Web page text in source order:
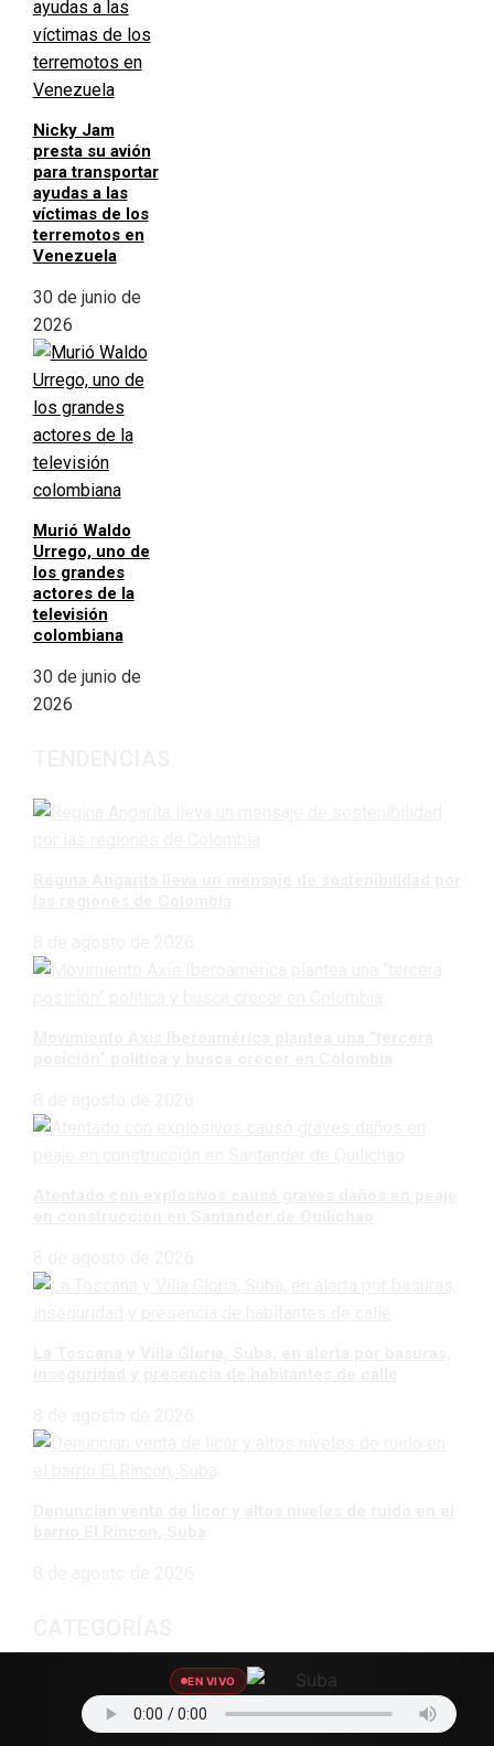
Nicky Jam
presta su avión
para transportar
ayudas a las
víctimas de los
terremotos en
Venezuela
30 de junio de
2026
Murió Waldo
Urrego, uno de
los grandes
actores de la
televisión
colombiana
30 de junio de
2026
EN VIVO